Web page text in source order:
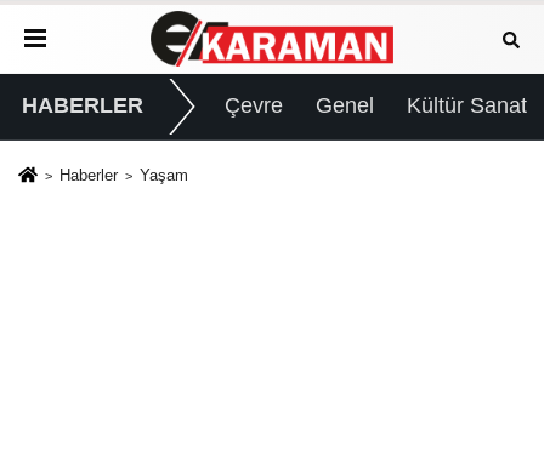
HABERLER Çevre Genel Kültür Sanat
Haberler Yaşam